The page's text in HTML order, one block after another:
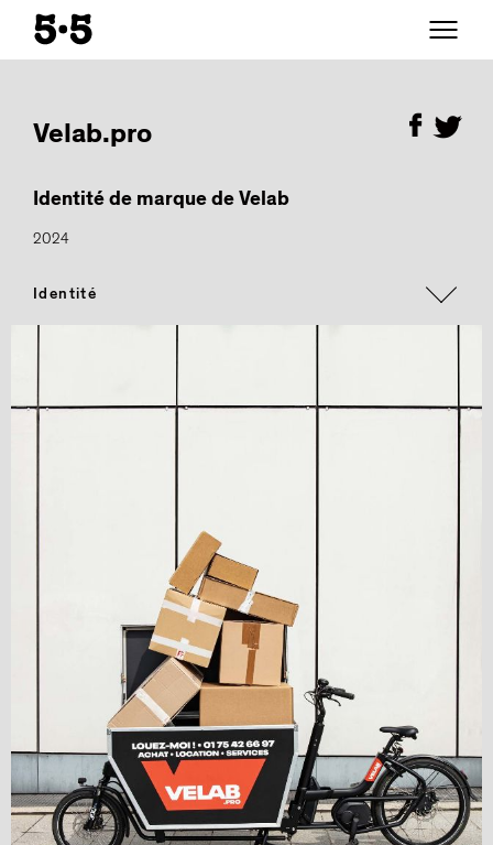
Velab.pro
Identité de marque de Velab
2024
Identité